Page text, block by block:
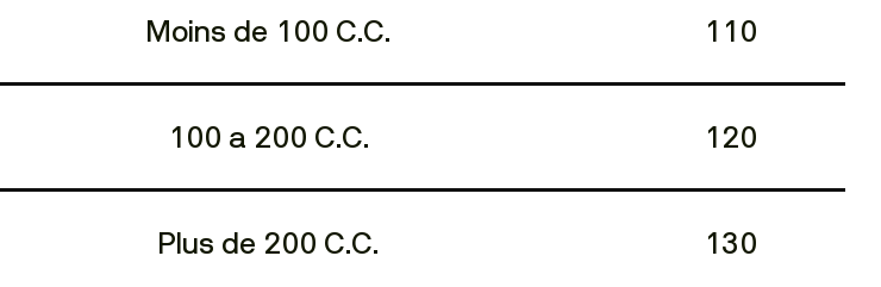
Moins de 100 C.C. 110
100 a 200 C.C. 120
Plus de 200 C.C. 130